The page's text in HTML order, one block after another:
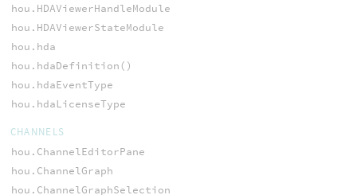
hou.HDAViewerHandleModule
hou.HDAViewerStateModule
hou.hda
hou.hdaDefinition()
hou.hdaEventType
hou.hdaLicenseType
CHANNELS
hou.ChannelEditorPane
hou.ChannelGraph
hou.ChannelGraphSelection